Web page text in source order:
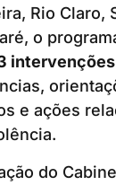
Rio Claro,
o
e ações
do